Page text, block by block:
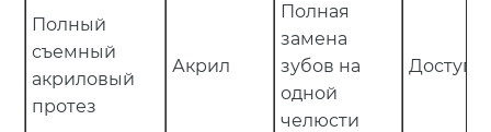
Полный
съемный
акриловый
протез
Акрил
Полная
замена
зубов на
одной
челюсти